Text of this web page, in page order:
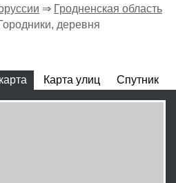
⇒ Гродненская область
деревня
Карта улиц Спутник